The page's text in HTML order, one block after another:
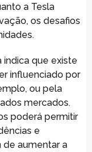
a Tesla
os desafios
indica que existe
influenciado por
ou pela
mercados.
poderá permitir
e
aumentar a